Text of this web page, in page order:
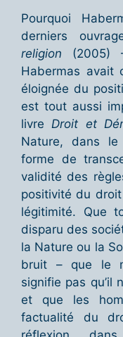
Pourquoi
derniers
religion (2005)
Habermas avait
éloignée du
est tout aussi
livreDroit et
Nature, dans
forme de
validité des
positivité du
légitimité. Que
disparu des
la Nature ou la
bruit – que le
signifie pas qu’il
et que les
factualité du